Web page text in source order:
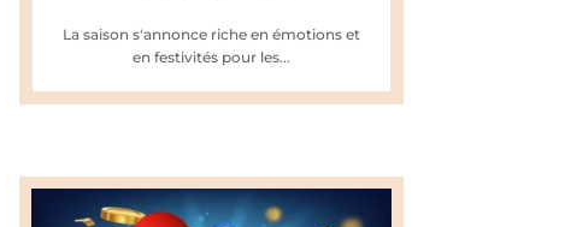
La saison s'annonce riche en émotions et
en festivités pour les...